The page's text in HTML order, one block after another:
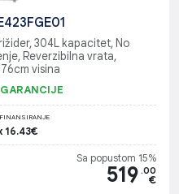
304L kapacitet, No
Reverzibilna vrata,
visina
16.43€
Sa popustom 15%
519 .00
€